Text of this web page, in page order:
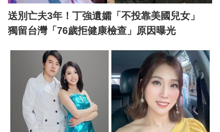
送別亡夫3年！丁強遺孀「不投靠美國兒女」
獨留台灣「76歲拒健康檢查」原因曝光